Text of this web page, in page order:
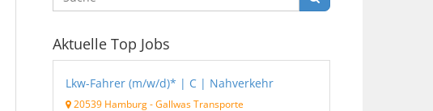
Aktuelle Top Jobs
Lkw-Fahrer (m/w/d)* | C | Nahverkehr
20539 Hamburg -Gallwas Transporte